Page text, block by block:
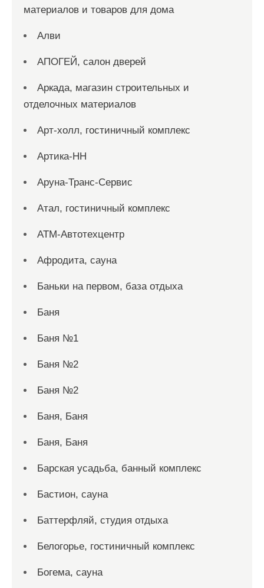
материалов и товаров для дома
Алви
АПОГЕЙ, салон дверей
Аркада, магазин строительных и
отделочных материалов
Арт-холл, гостиничный комплекс
Артика-НН
Аруна-Транс-Сервис
Атал, гостиничный комплекс
АТМ-Автотехцентр
Афродита, сауна
Баньки на первом, база отдыха
Баня
Баня №1
Баня №2
Баня №2
Баня, Баня
Баня, Баня
Барская усадьба, банный комплекс
Бастион, сауна
Баттерфляй, студия отдыха
Белогорье, гостиничный комплекс
Богема, сауна